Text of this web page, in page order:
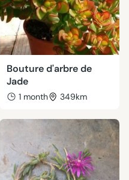
Bouture d'arbre de
Jade
1 month 349km